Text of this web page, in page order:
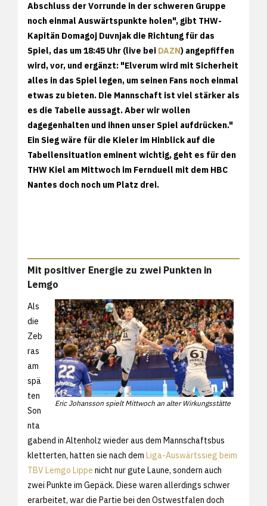
Abschluss der Vorrunde in der schweren Gruppe
noch einmal Auswärtspunkte holen", gibt THW-
Kapitän Domagoj Duvnjak die Richtung für das
Spiel, das um 18:45 Uhr (live bei DAZN) angepfiffen
wird, vor, und ergänzt: "Elverum wird mit Sicherheit
alles in das Spiel legen, um seinen Fans noch einmal
etwas zu bieten. Die Mannschaft ist viel stärker als
es die Tabelle aussagt. Aber wir wollen
dagegenhalten und ihnen unser Spiel aufdrücken."
Ein Sieg wäre für die Kieler im Hinblick auf die
Tabellensituation eminent wichtig, geht es für den
THW Kiel am Mittwoch im Fernduell mit dem HBC
Nantes doch noch um Platz drei.
Mit positiver Energie zu zwei Punkten in
Lemgo
Eric Johansson spielt Mittwoch an alter Wirkungsstätte
Als
die
Zeb
ras
am
spä
ten
Son
nta
gabend in Altenholz wieder aus dem Mannschaftsbus
kletterten, hatten sie nach dem Liga-Auswärtssieg beim
TBV Lemgo Lippe nicht nur gute Laune, sondern auch
zwei Punkte im Gepäck. Diese waren allerdings schwer
erarbeitet, war die Partie bei den Ostwestfalen doch